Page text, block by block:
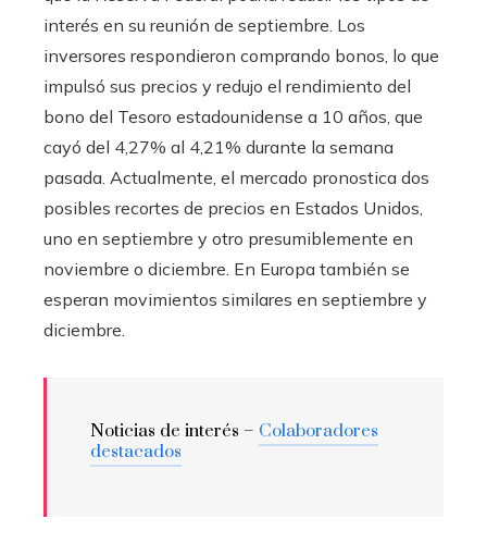
interés en su reunión de septiembre. Los
inversores respondieron comprando bonos, lo que
impulsó sus precios y redujo el rendimiento del
bono del Tesoro estadounidense a 10 años, que
cayó del 4,27% al 4,21% durante la semana
pasada. Actualmente, el mercado pronostica dos
posibles recortes de precios en Estados Unidos,
uno en septiembre y otro presumiblemente en
noviembre o diciembre. En Europa también se
esperan movimientos similares en septiembre y
diciembre.
Noticias de interés – Colaboradores
destacados